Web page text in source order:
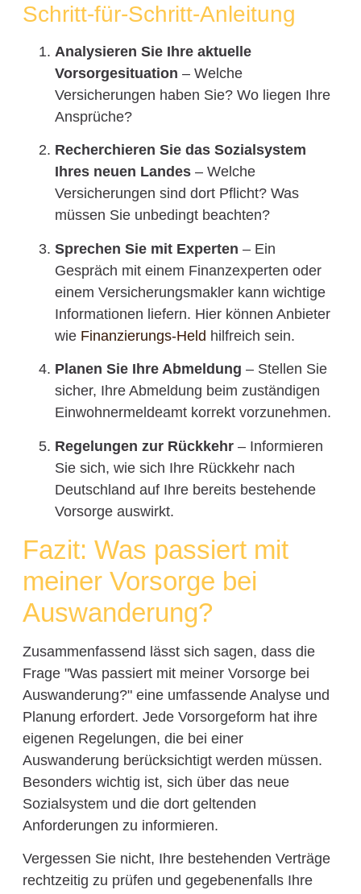
Schritt-für-Schritt-Anleitung
Analysieren Sie Ihre aktuelle
Vorsorgesituation – Welche
Versicherungen haben Sie? Wo liegen Ihre
Ansprüche?
Recherchieren Sie das Sozialsystem
Ihres neuen Landes– Welche
Versicherungen sind dort Pflicht? Was
müssen Sie unbedingt beachten?
Sprechen Sie mit Experten – Ein
Gespräch mit einem Finanzexperten oder
einem Versicherungsmakler kann wichtige
Informationen liefern. Hier können Anbieter
wie Finanzierungs-Held hilfreich sein.
Planen Sie Ihre Abmeldung – Stellen Sie
sicher, Ihre Abmeldung beim zuständigen
Einwohnermeldeamt korrekt vorzunehmen.
Regelungen zur Rückkehr– Informieren
Sie sich, wie sich Ihre Rückkehr nach
Deutschland auf Ihre bereits bestehende
Vorsorge auswirkt.
Fazit: Was passiert mit
meiner Vorsorge bei
Auswanderung?
Zusammenfassend lässt sich sagen, dass die
Frage "Was passiert mit meiner Vorsorge bei
Auswanderung?" eine umfassende Analyse und
Planung erfordert. Jede Vorsorgeform hat ihre
eigenen Regelungen, die bei einer
Auswanderung berücksichtigt werden müssen.
Besonders wichtig ist, sich über das neue
Sozialsystem und die dort geltenden
Anforderungen zu informieren.
Vergessen Sie nicht, Ihre bestehenden Verträge
rechtzeitig zu prüfen und gegebenenfalls Ihre